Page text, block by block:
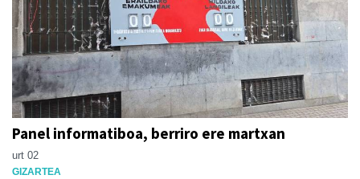
Panel informatiboa, berriro ere martxan
urt 02
GIZARTEA